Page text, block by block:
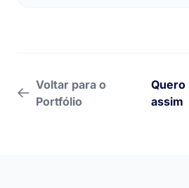
Voltar para o
Portfólio
Quero
assim